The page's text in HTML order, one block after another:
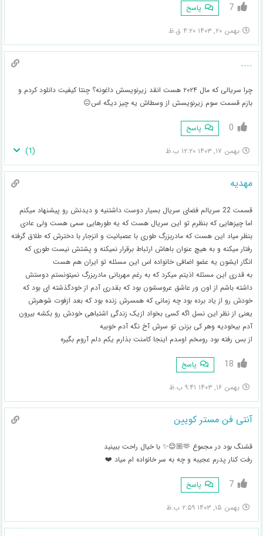
7 پاسخ
بهمن ۲۰, ۱۴۰۳ ۴:۲۰ ق.ظ
....
چرا سریالی که مال ۲۰۲۴ هست انقد زیرنویسش داغونه؟ چنتا کیفیت دانلود کردم و
بازم قسمت سوم زیرنویسش از وسطاش یه چیز دیگه اس😐
0 پاسخ
بهمن ۱۷, ۱۴۰۳ ۱۲:۲۰ ب.ظ (
1
)
مهدیه
قسمت 22 سریالم فضای سریال بسیار دوست داشتنیه و دیدنش رو پیشنهاد میکنم
اما چیزهایی که بنظرم تو این سریال هست که یه طورهایی سمی هست ولی عادی
بنظر میاد این هست که مادربزرگ طوری با عصبانیت و انزجار با دخترش که طلاق گرفته
رفتار میکنه و به هیچ عنوان باهاش ارتباط برقرار نمیکنه و پشتش نیست طوری که
انگار ایشون یه عضو اضافی خانواده اس این مسئله تو ایران هم هست
به قدری این مسئله اذیتم میکرد که به رغم مهربانی مادربزرگ نمیتونستم دوستش
داشته باشم از اون ور عاشق عروسشون بود که بقدری آدم از خودگذشته ای بود که
خودش رو از یاد برده بود چه زمانی که همسرش زنده بود که بعد ازفوت شوهرش
یعنی از نظر این نسل اگه کسی بخواد ازیک زندگی اشتباهی خودش رو بکشه بیرون
آدم بیخودیه وهر کی بزنن تو سرش آخ نگه آدم خوبیه
از بس رفته بود رومخم اومدم اینجا کامنت بذارم یکم دلم آروم بگیره
18 پاسخ
بهمن ۱۶, ۱۴۰۳ ۹:۴۱ ب.ظ
آنتی فن مستر کویین
قشنگ بود در مجموع 🫶🏼😌✨️ با خیال راحت ببینید
رفت کنار پدرم عجیبه و چه به سر خانواده ام میاد ❤️
7 پاسخ
بهمن ۱۵, ۱۴۰۳ ۲:۵۹ ب.ظ